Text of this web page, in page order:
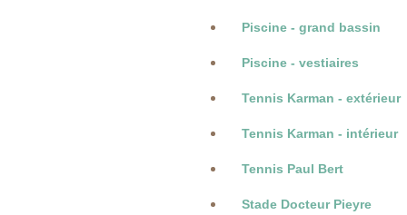
Piscine - grand bassin
Piscine - vestiaires
Tennis Karman - extérieur
Tennis Karman - intérieur
Tennis Paul Bert
Stade Docteur Pieyre